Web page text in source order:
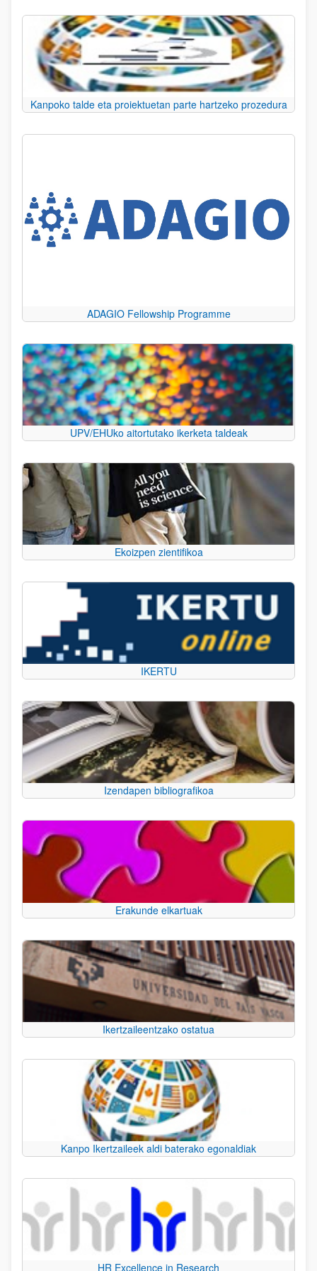
Kanpoko talde eta proiektuetan parte hartzeko prozedura
ADAGIO Fellowship Programme
UPV/EHUko aitortutako ikerketa taldeak
Ekoizpen zientifikoa
IKERTU
Izendapen bibliografikoa
Erakunde elkartuak
Ikertzaileentzako ostatua
Kanpo Ikertzaileek aldi baterako egonaldiak
HR Excellence in Research